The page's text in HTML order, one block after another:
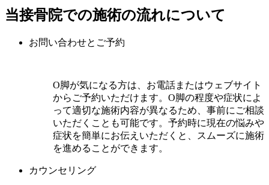
当接骨院での施術の流れについて
お問い合わせとご予約
O脚が気になる方は、お電話またはウェブサイト
からご予約いただけます。O脚の程度や症状によ
って適切な施術内容が異なるため、事前にご相談
いただくことも可能です。予約時に現在の悩みや
症状を簡単にお伝えいただくと、スムーズに施術
を進めることができます。
カウンセリング